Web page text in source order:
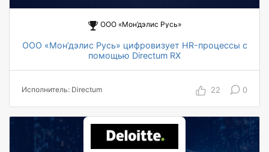
ООО «Мон’дэлис Русь»
ООО «Мон’дэлис Русь» цифровизует HR-процессы с
помощью Directum RX
с 15 до 3 минут сокращение времени на
оформление или перенос отпуска
11 бизнес-процессов переведено в цифровой
вид
9 месяцев на проект
Исполнитель: Directum 22 0